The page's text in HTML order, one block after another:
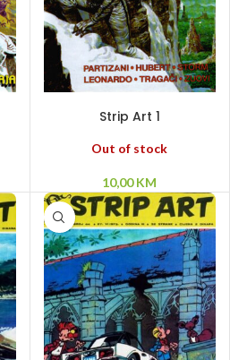
Strip Art 1
Out of stock
10,00KM